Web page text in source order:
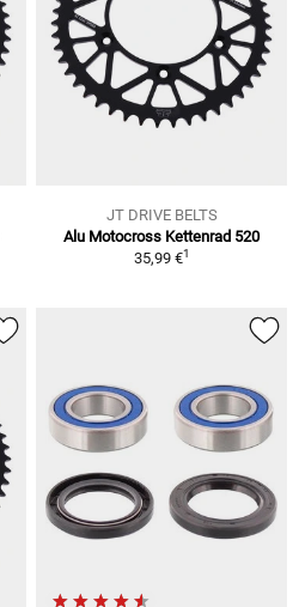
JT DRIVE BELTS
Alu Motocross Kettenrad 520
35,99 €1